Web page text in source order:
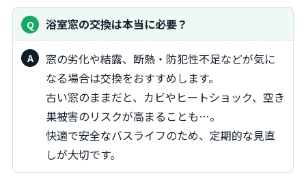
浴室窓の交換は本当に必要？
窓の劣化や結露、断熱・防犯性不足などが気に
なる場合は交換をおすすめします。
古い窓のままだと、カビやヒートショック、空き
巣被害のリスクが高まることも…。
快適で安全なバスライフのため、定期的な見直
しが大切です。